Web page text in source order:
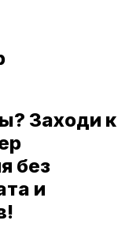
Заходи к
без
и